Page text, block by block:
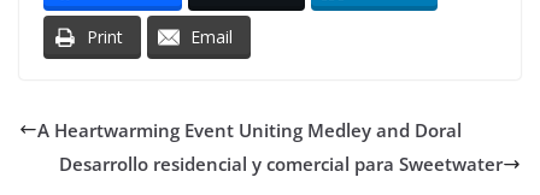
Print Email
A Heartwarming Event Uniting Medley and Doral
Desarrollo residencial y comercial para Sweetwater